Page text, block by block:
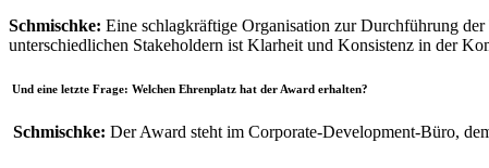
Schmischke: Eine schlagkräftige Organisation zur Durchführung
unterschiedlichen Stakeholdern ist Klarheit und Konsistenz in der
Und eine letzte Frage: Welchen Ehrenplatz hat der Award erhalten?
Schmischke: Der Award steht im Corporate-Development-Büro,